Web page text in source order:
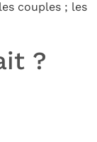
couples ; les
?